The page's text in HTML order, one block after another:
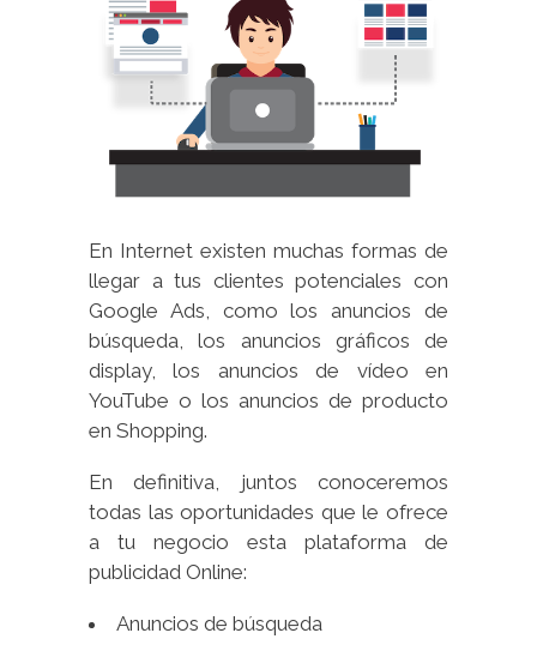
En Internet existen muchas formas de
llegar a tus clientes potenciales con
Google Ads, como los anuncios de
búsqueda, los anuncios gráficos de
display, los anuncios de vídeo en
YouTube o los anuncios de producto
en Shopping.
En definitiva, juntos conoceremos
todas las oportunidades que le ofrece
a tu negocio esta plataforma de
publicidad Online:
Anuncios de búsqueda